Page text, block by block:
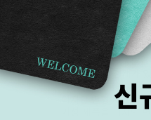
조립/변형
조립식 형태의 제품
제품에 색상이 두
립하여 땜하는 제품
조립 지점의 경계가
다. 이는 제품의 하자
디자인 변형 제품
기성 제품을 디자인